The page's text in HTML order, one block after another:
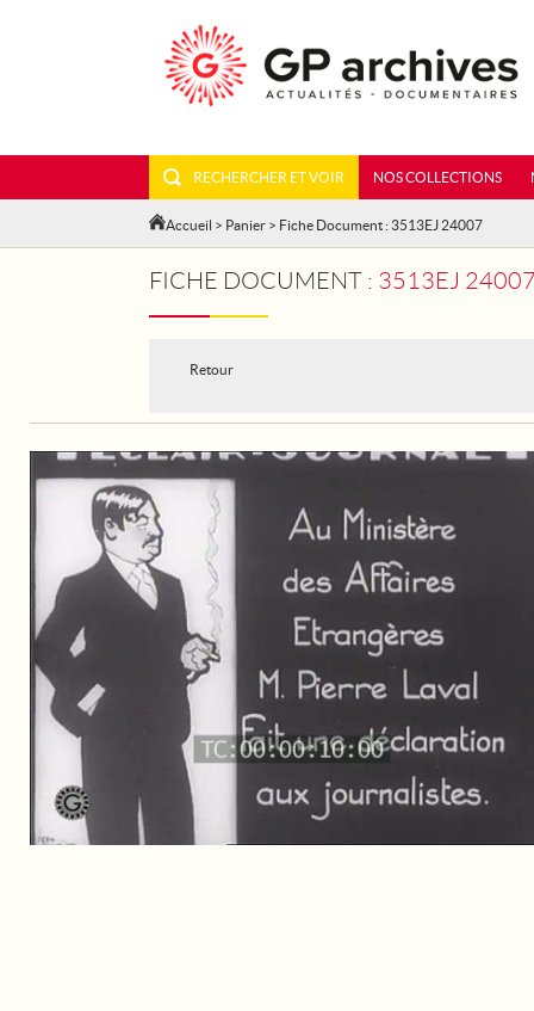
RECHERCHER ET VOIR NOS COLLECTIONS
Accueil > Panier > Fiche Document : 3513EJ 24007
FICHE DOCUMENT : 3513EJ 24007 -
Retour